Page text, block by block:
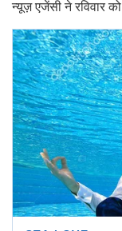
न्यूज़ एजेंसी ने रविवार